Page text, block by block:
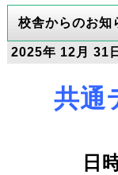
校舎からのお
2025年 12月 31
共通
日